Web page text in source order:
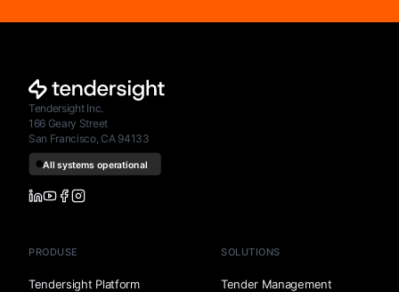
Tendersight Inc.
166 Geary Street
San Francisco, CA 94133
PRODUSE
Tendersight Platform
SOLUTIONS
Tender Management